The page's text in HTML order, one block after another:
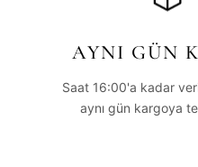
AYNI GÜN
Saat 16:00'a kadar
aynı gün kargoya